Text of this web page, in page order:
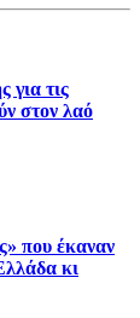
για τις
στον λαό
που έκαναν
κι